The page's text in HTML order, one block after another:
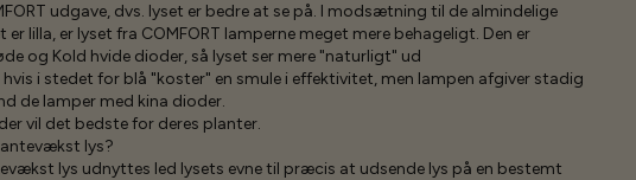
udgave, dvs. lyset er bedre at se på. I modsætning til de almindelige
er lilla, er lyset fra COMFORT lamperne meget mere behageligt. Den er
og Kold hvide dioder, så lyset ser mere "naturligt" ud
i stedet for blå "koster" en smule i effektivitet, men lampen afgiver stadig
de lamper med kina dioder.
vil det bedste for deres planter.
lys?
lys udnyttes led lysets evne til præcis at udsende lys på en bestemt